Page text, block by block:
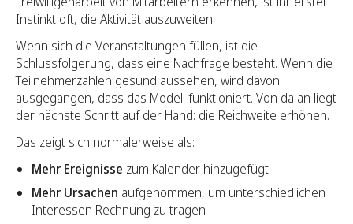
Instinkt oft, die Aktivität auszuweiten.
Wenn sich die Veranstaltungen füllen, ist die
Schlussfolgerung, dass eine Nachfrage besteht. Wenn die
Teilnehmerzahlen gesund aussehen, wird davon
ausgegangen, dass das Modell funktioniert. Von da an liegt
der nächste Schritt auf der Hand: die Reichweite erhöhen.
Das zeigt sich normalerweise als:
Mehr Ereignisse zum Kalender hinzugefügt
Mehr Ursachen aufgenommen, um unterschiedlichen
Interessen Rechnung zu tragen